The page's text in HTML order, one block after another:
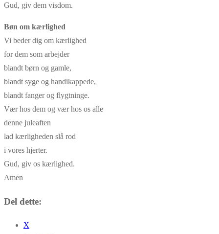
Gud, giv dem visdom.
Bøn om kærlighed
Vi beder dig om kærlighed
for dem som arbejder
blandt børn og gamle,
blandt syge og handikappede,
blandt fanger og flygtninge.
Vær hos dem og vær hos os alle
denne juleaften
lad kærligheden slå rod
i vores hjerter.
Gud, giv os kærlighed.
Amen
Del dette:
X